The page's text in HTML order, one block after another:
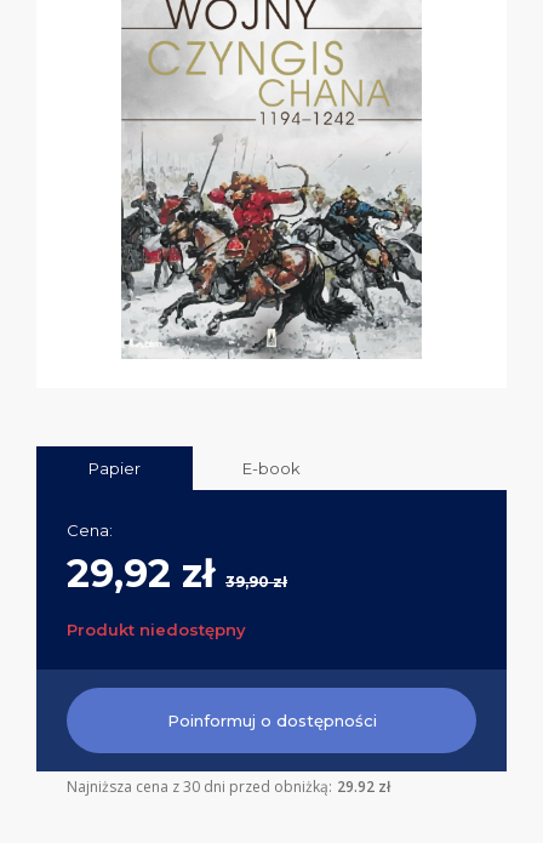
Papier E-book
Cena:
29,92 zł 39,90 zł
Produkt niedostępny
Poinformuj o dostępności
Najniższa cena z 30 dni przed obniżką: 29.92 zł